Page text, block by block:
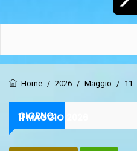
Home / 2026 / Maggio / 11
GIORNO:
11 MAGGIO 2026